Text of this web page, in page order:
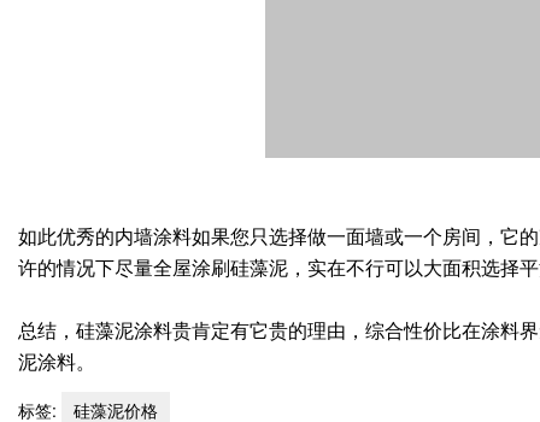
如此优秀的内墙涂料如果您只选择做一面墙或一个房间，它
许的情况下尽量全屋涂刷硅藻泥，实在不行可以大面积选择
总结，硅藻泥涂料贵肯定有它贵的理由，综合性价比在涂料
泥涂料。
标签:
硅藻泥价格